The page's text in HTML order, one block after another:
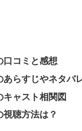
口コミと感想
らすじやネタバ
ャスト相関図
聴方法は？